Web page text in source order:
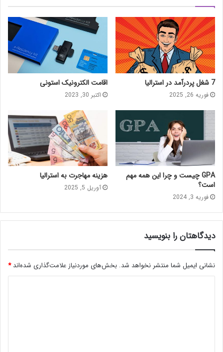
7 شغل پردرآمد در استرالیا
فوریه 26, 2025
اقامت الکترونیک استونی
اکتبر 30, 2023
GPA چیست و چرا این همه مهم
است؟
فوریه 3, 2024
هزینه مهاجرت به استرالیا
آوریل 5, 2025
دیدگاهتان را بنویسید
نشانی ایمیل شما منتشر نخواهد شد. بخش‌های موردنیاز علامت‌گذاری شده‌اند*